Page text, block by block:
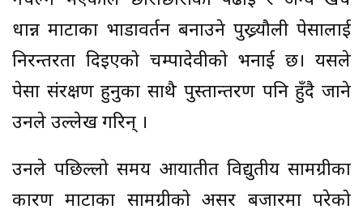
धान्न माटाका भाडावर्तन बनाउने पुख्र्यौली पेसालाई
निरन्तरता दिइएको चम्पादेवीको भनाई छ। यसले
पेसा संरक्षण हुनुका साथै पुस्तान्तरण पनि हुँदै जाने
उनले उल्लेख गरिन् ।
उनले पछिल्लो समय आयातीत विद्युतीय सामग्रीका
कारण माटाका सामग्रीको असर बजारमा परेको